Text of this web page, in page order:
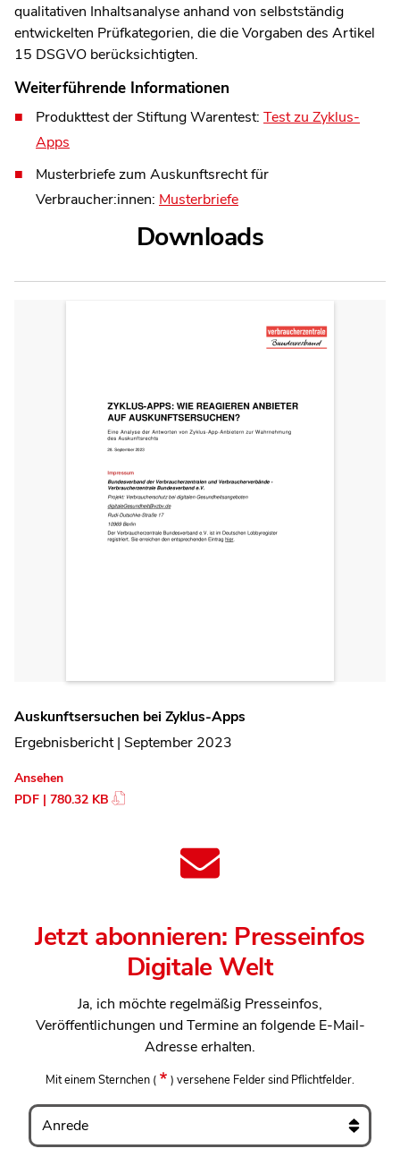
qualitativen Inhaltsanalyse anhand von selbstständig
entwickelten Prüfkategorien, die die Vorgaben des Artikel
15 DSGVO berücksichtigten.
Weiterführende Informationen
Produkttest der Stiftung Warentest: Test zu Zyklus-
Apps
Musterbriefe zum Auskunftsrecht für
Verbraucher:innen: Musterbriefe
Downloads
Auskunftsersuchen bei Zyklus-Apps
Ergebnisbericht | September 2023
Ansehen
PDF | 780.32 KB
Jetzt abonnieren: Presseinfos
Digitale Welt
Ja, ich möchte regelmäßig Presseinfos,
Veröffentlichungen und Termine an folgende E-Mail-
Adresse erhalten.
Mit einem Sternchen ( ) versehene Felder sind Pflichtfelder.
Anrede